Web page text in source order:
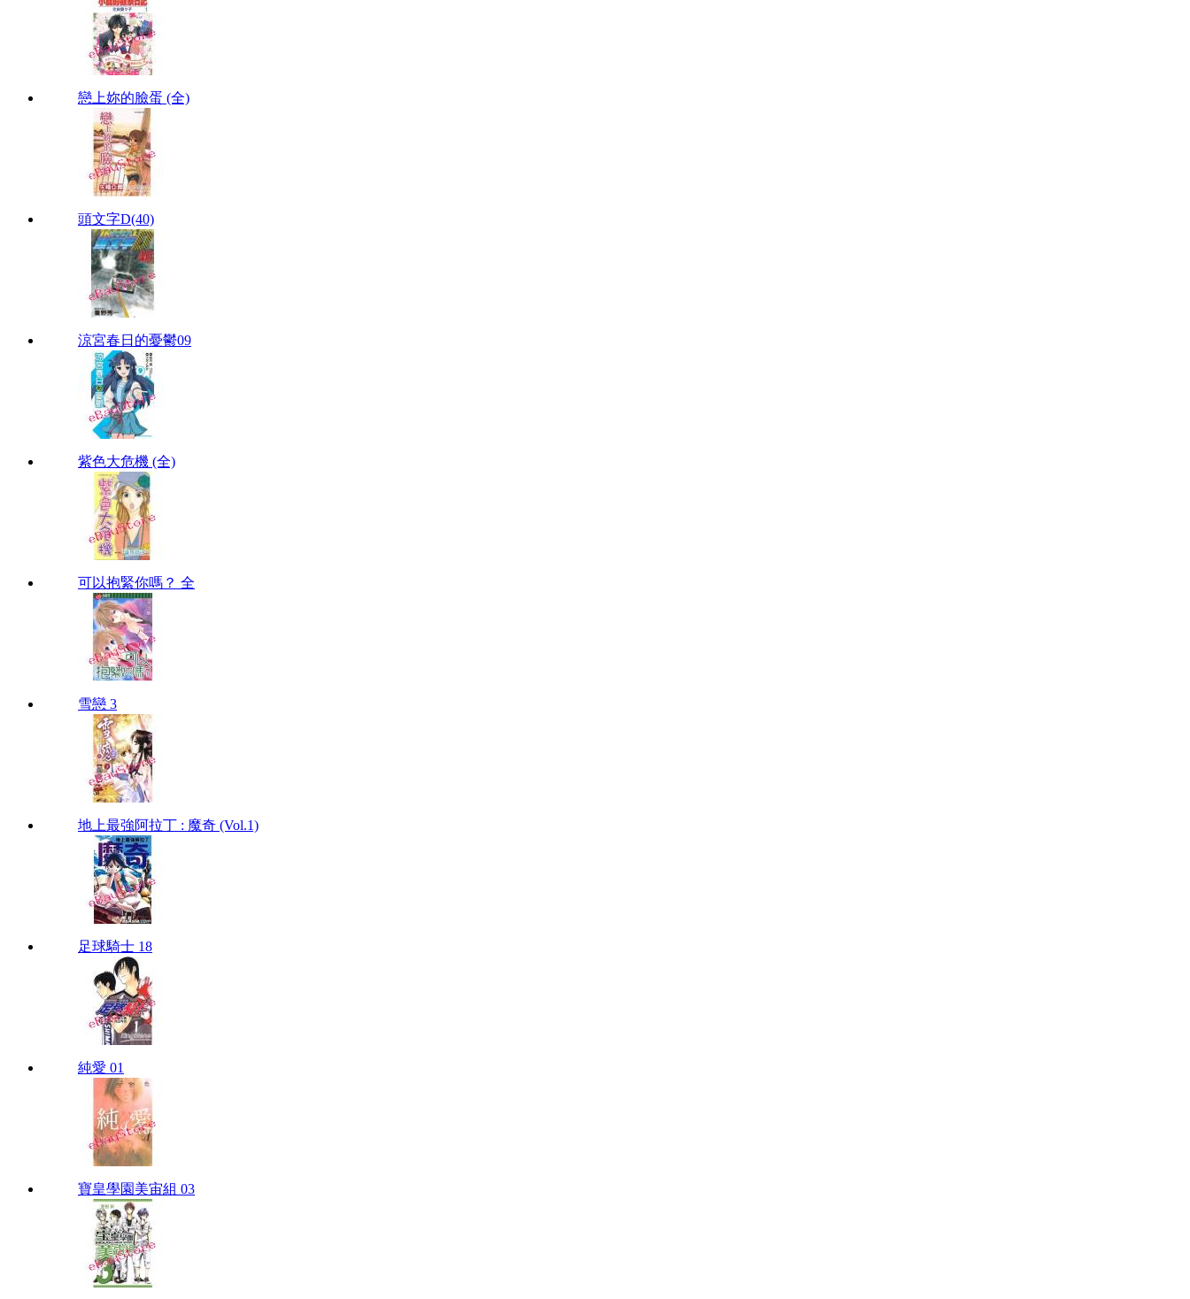
戀上妳的臉蛋 (全)
頭文字D(40)
涼宮春日的憂鬱09
紫色大危機 (全)
可以抱緊你嗎？ 全
雪戀 3
地上最強阿拉丁 : 魔奇 (Vol.1)
足球騎士 18
純愛 01
寶皇學園美宙組 03